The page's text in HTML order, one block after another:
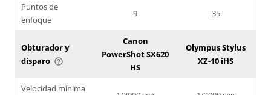
Puntos de
enfoque
9 35
Obturador y
disparo help_outline
Canon
PowerShot SX620
HS
Olympus Stylus
XZ-10 iHS
Velocidad mínima